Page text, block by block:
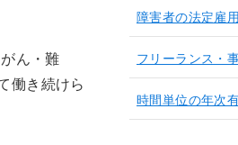
ん・難
働き続けら
障害者の法定雇
フリーランス・
時間単位の年次